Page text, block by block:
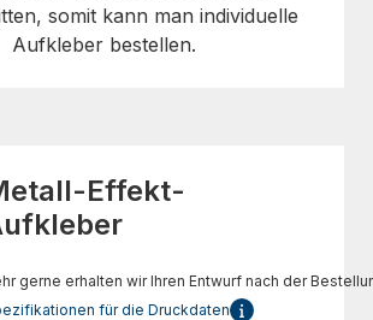
somit kann man individuelle
Aufkleber bestellen.
Effekt-
gerne erhalten wir Ihren Entwurf nach der
für die Druckdaten